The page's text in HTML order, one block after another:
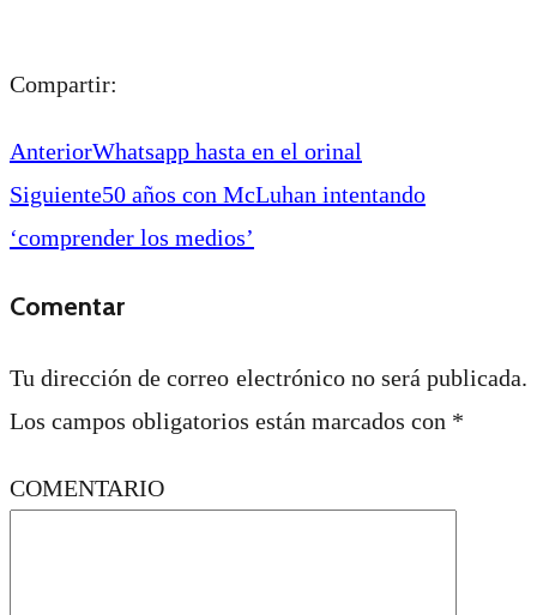
Compartir:
AnteriorWhatsapp hasta en el orinal
Siguiente50 años con McLuhan intentando
‘comprender los medios’
Comentar
Tu dirección de correo electrónico no será publicada.
Los campos obligatorios están marcados con *
COMENTARIO